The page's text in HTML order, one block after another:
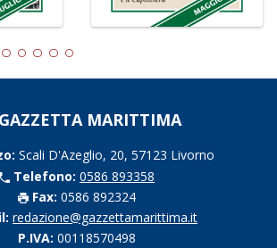
MARITTIMA
Scali D'Azeglio, 20, 57123 Livorno
Telefono: 0586 893358
Fax: 0586 892324
redazione@gazzettamarittima.it
P.IVA: 00118570498